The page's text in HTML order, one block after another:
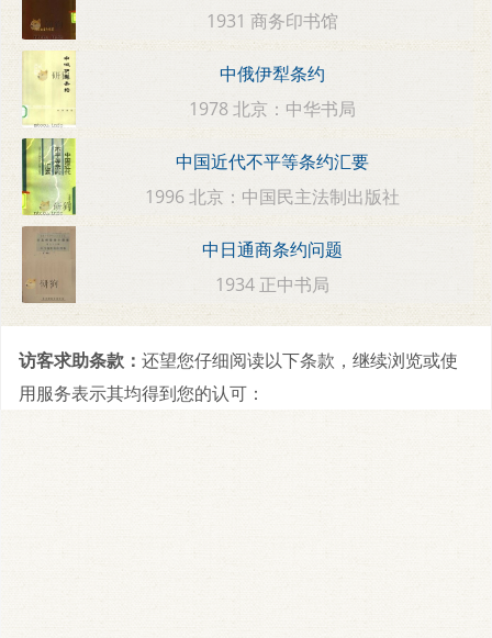
1931 商务印书馆
中俄伊犁条约
1978 北京：中华书局
中国近代不平等条约汇要
1996 北京：中国民主法制出版社
中日通商条约问题
1934 正中书局
访客求助条款： 还望您仔细阅读以下条款，继续浏览或使
用服务表示其均得到您的认可：